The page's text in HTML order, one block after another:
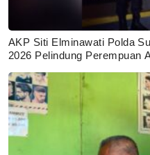
AKP Siti Elminawati Polda
2026 Pelindung Perempuan